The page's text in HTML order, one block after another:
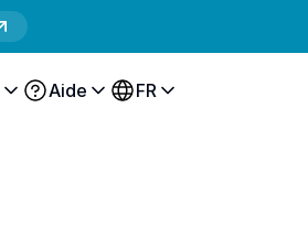
Aide FR